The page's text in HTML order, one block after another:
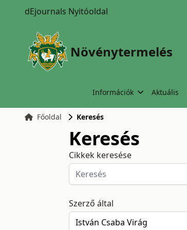
dEjournals Nyitóoldal
Növénytermelés
Információk Aktuális
Főoldal Keresés
Keresés
Cikkek keresése
Szerző által